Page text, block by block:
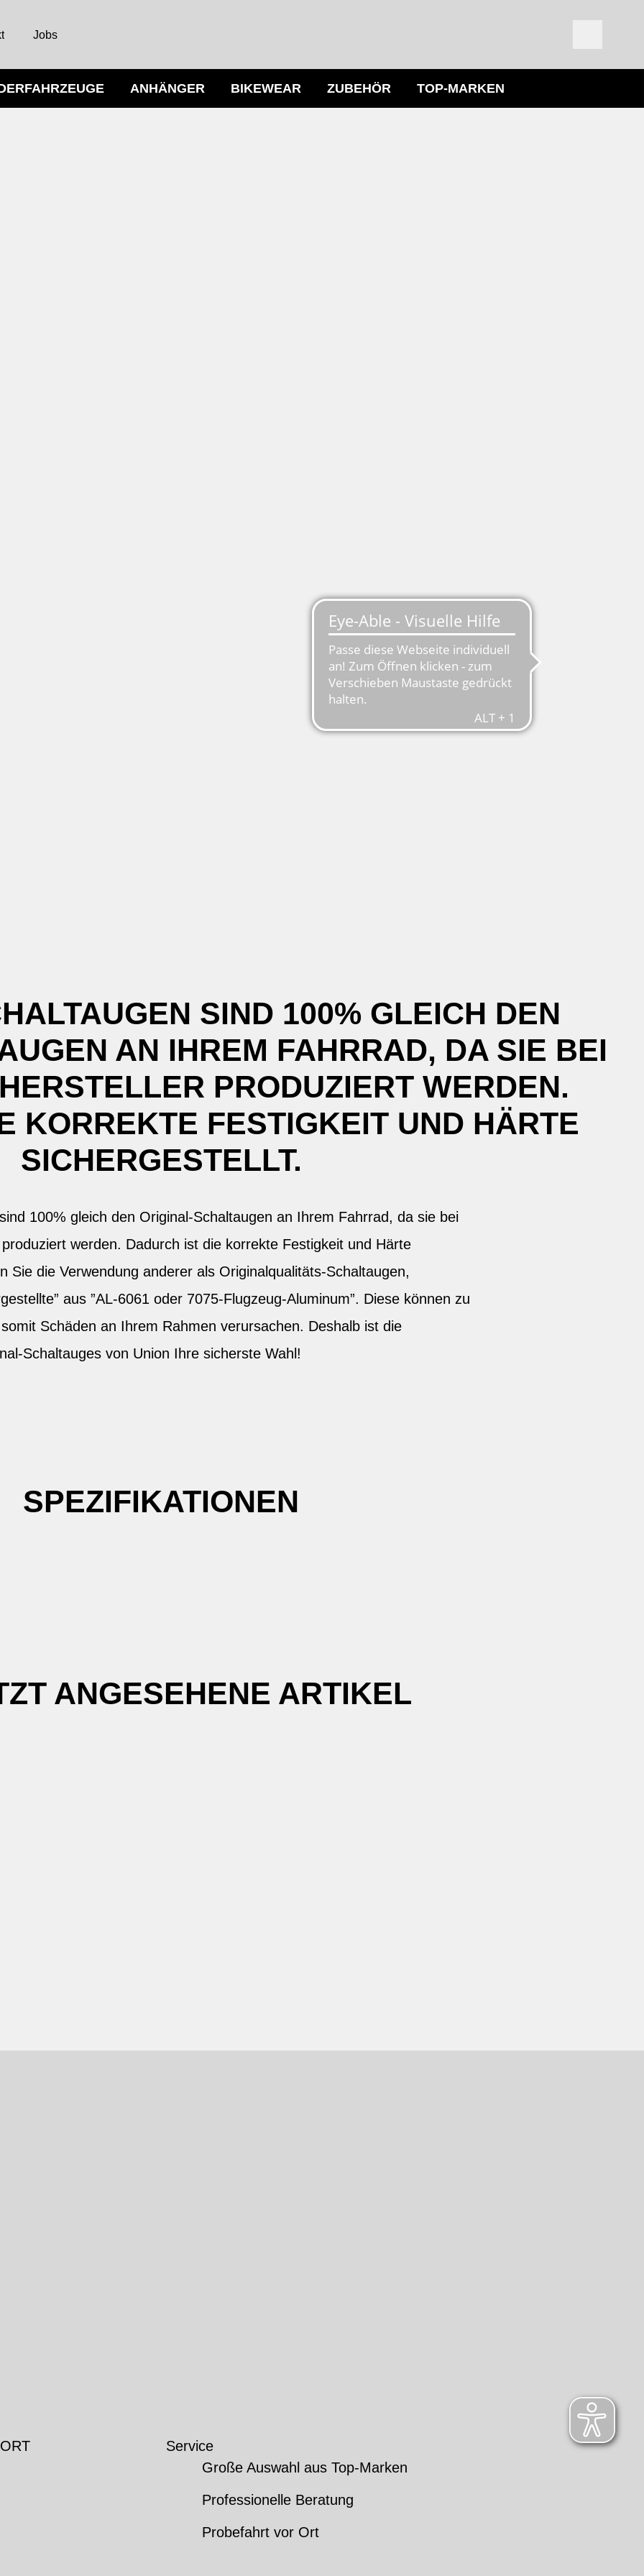
Jobs
ANHÄNGER BIKEWEAR ZUBEHÖR TOP-MARKEN
SIND 100% GLEICH DEN
AN IHREM FAHRRAD, DA SIE BEI
PRODUZIERT WERDEN.
KORREKTE FESTIGKEIT UND HÄRTE
SICHERGESTELLT.
100% gleich den Original-Schaltaugen an Ihrem Fahrrad, da sie bei
werden. Dadurch ist die korrekte Festigkeit und Härte
Sie die Verwendung anderer als Originalqualitäts-Schaltaugen,
aus ”AL-6061 oder 7075-Flugzeug-Aluminum”. Diese können zu
Schäden an Ihrem Rahmen verursachen. Deshalb ist die
Schaltauges von Union Ihre sicherste Wahl!
SPEZIFIKATIONEN
ANGESEHENE ARTIKEL
Service
Große Auswahl aus Top-Marken
Professionelle Beratung
Probefahrt vor Ort